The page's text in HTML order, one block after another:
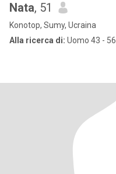
Nata, 51
Konotop, Sumy, Ucraina
Alla ricerca di: Uomo 43 - 56